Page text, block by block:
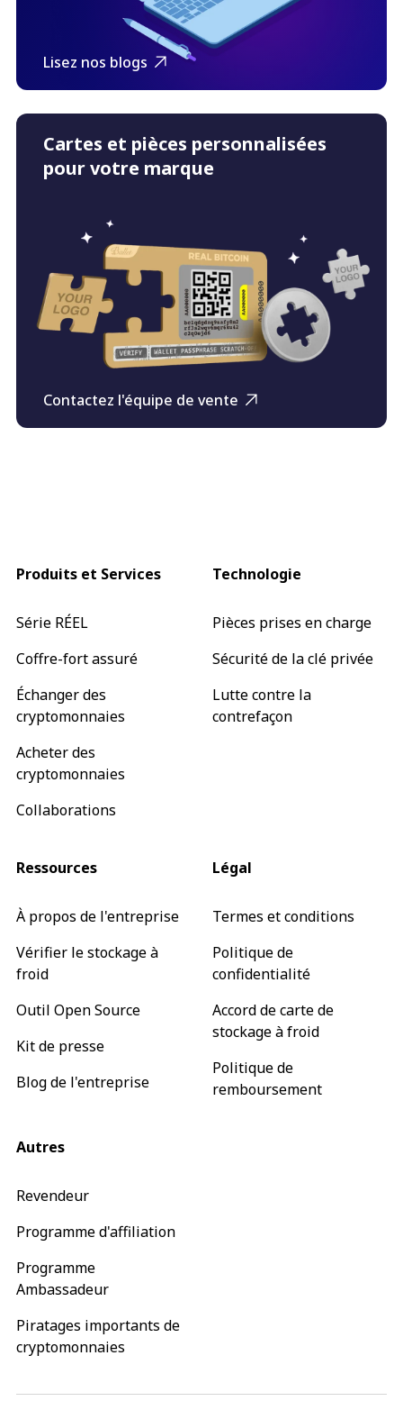
Lisez nos blogs
Cartes et pièces personnalisées
pour votre marque
Contactez l'équipe de vente
Produits et Services
Série RÉEL
Coffre-fort assuré
Échanger des
cryptomonnaies
Acheter des
cryptomonnaies
Collaborations
Technologie
Pièces prises en charge
Sécurité de la clé privée
Lutte contre la
contrefaçon
Ressources
À propos de l'entreprise
Vérifier le stockage à
froid
Outil Open Source
Kit de presse
Blog de l'entreprise
Légal
Termes et conditions
Politique de
confidentialité
Accord de carte de
stockage à froid
Politique de
remboursement
Autres
Revendeur
Programme d'affiliation
Programme
Ambassadeur
Piratages importants de
cryptomonnaies